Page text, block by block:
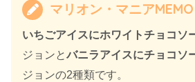
マリオン・マニアMEMO
いちごアイスにホワイトチョコソ
ジョンとバニラアイスにチョコソ
ジョンの2種類です。